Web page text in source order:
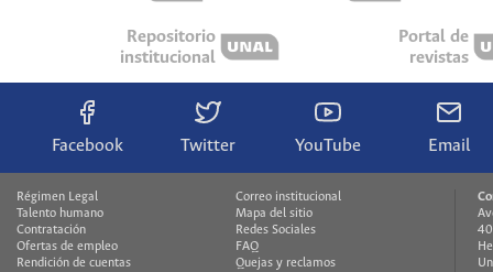
Repositorio
institucional
Portal de
revistas
Facebook Twitter YouTube Email
Régimen Legal
Talento humano
Contratación
Ofertas de empleo
Rendición de cuentas
Correo institucional
Mapa del sitio
Redes Sociales
FAQ
Quejas y reclamos